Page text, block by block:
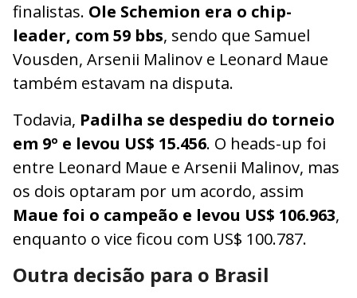
finalistas. Ole Schemion era o chip-
leader, com 59 bbs, sendo que Samuel
Vousden, Arsenii Malinov e Leonard Maue
também estavam na disputa.
Todavia, Padilha se despediu do torneio
em 9º e levou US$ 15.456. O heads-up foi
entre Leonard Maue e Arsenii Malinov, mas
os dois optaram por um acordo, assim
Maue foi o campeão e levou US$ 106.963,
enquanto o vice ficou com US$ 100.787.
Outra decisão para o Brasil